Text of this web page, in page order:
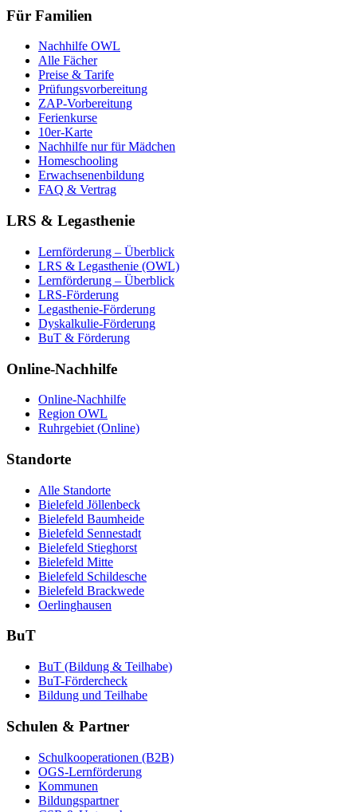
Für Familien
Nachhilfe OWL
Alle Fächer
Preise & Tarife
Prüfungsvorbereitung
ZAP-Vorbereitung
Ferienkurse
10er-Karte
Nachhilfe nur für Mädchen
Homeschooling
Erwachsenenbildung
FAQ & Vertrag
LRS & Legasthenie
Lernförderung – Überblick
LRS & Legasthenie (OWL)
Lernförderung – Überblick
LRS-Förderung
Legasthenie-Förderung
Dyskalkulie-Förderung
BuT & Förderung
Online-Nachhilfe
Online-Nachhilfe
Region OWL
Ruhrgebiet (Online)
Standorte
Alle Standorte
Bielefeld Jöllenbeck
Bielefeld Baumheide
Bielefeld Sennestadt
Bielefeld Stieghorst
Bielefeld Mitte
Bielefeld Schildesche
Bielefeld Brackwede
Oerlinghausen
BuT
BuT (Bildung & Teilhabe)
BuT-Fördercheck
Bildung und Teilhabe
Schulen & Partner
Schulkooperationen (B2B)
OGS-Lernförderung
Kommunen
Bildungspartner